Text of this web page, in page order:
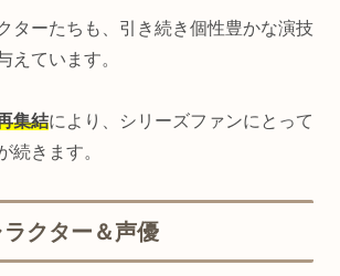
ターたちも、引き続き個性豊かな演技
えています。
集結により、シリーズファンにとって
続きます。
クター＆声優